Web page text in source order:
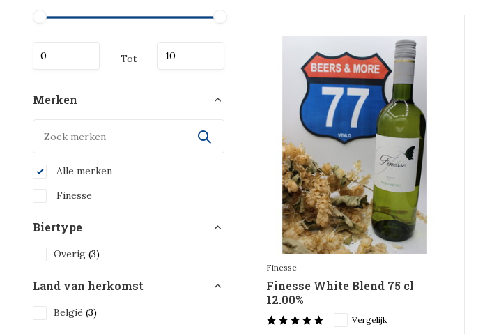
Tot
Merken
Alle merken
Finesse
Biertype
Overig (3)
Land van herkomst
België (3)
Finesse
Finesse White Blend 75 cl
12.00%
Vergelijk